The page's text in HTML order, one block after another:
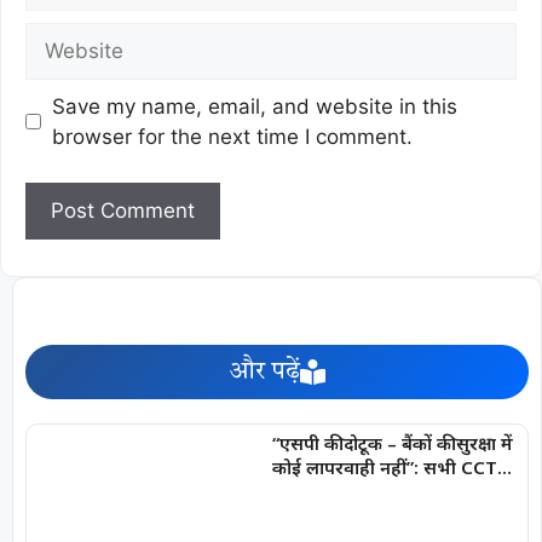
Save my name, email, and website in this
browser for the next time I comment.
और पढ़ें
“एसपी की दोटूक – बैंकों की सुरक्षा में
कोई लापरवाही नहीं”: सभी CCTV